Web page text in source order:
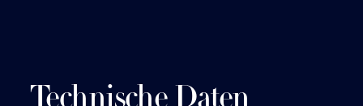
Technische Daten